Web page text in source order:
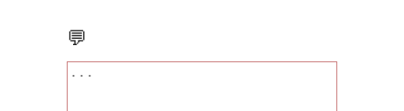
💬